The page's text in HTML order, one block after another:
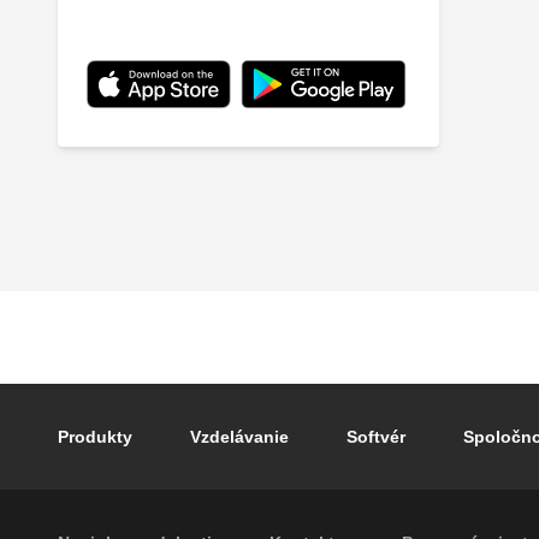
Footer main navigation
Produkty Vzdelávanie Softvér